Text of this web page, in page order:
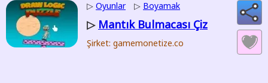
▷ Oyunlar ▷ Boyamak
▷ Mantık Bulmacası Çiz
Şirket: gamemonetize.co